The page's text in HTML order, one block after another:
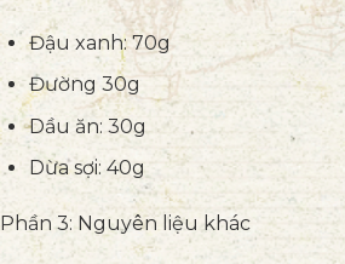
Đậu xanh: 70g
Đường 30g
Dầu ăn: 30g
Dừa sợi: 40g
Phần 3: Nguyên liệu khác